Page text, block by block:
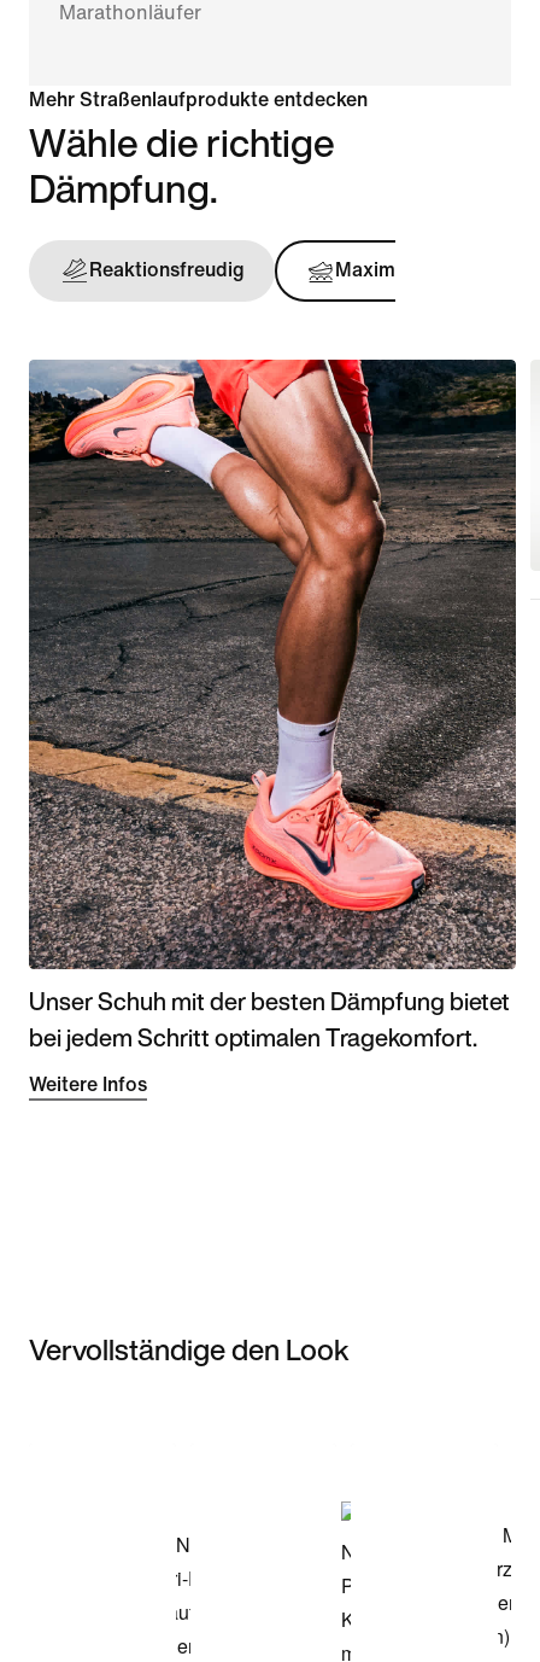
Marathonläufer
Mehr Straßenlaufprodukte entdecken
Wähle die richtige
Dämpfung.
Reaktionsfreudig Maximal
Unser Schuh mit der besten Dämpfung bietet
bei jedem Schritt optimalen Tragekomfort.
Weitere Infos
Vervollständige den Look